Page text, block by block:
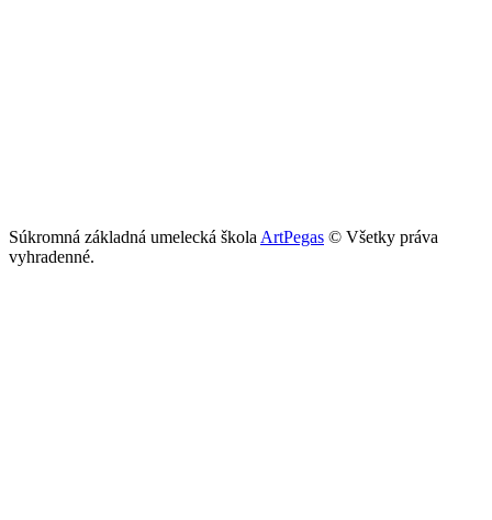
Súkromná základná umelecká škola ArtPegas © Všetky práva
vyhradenné.